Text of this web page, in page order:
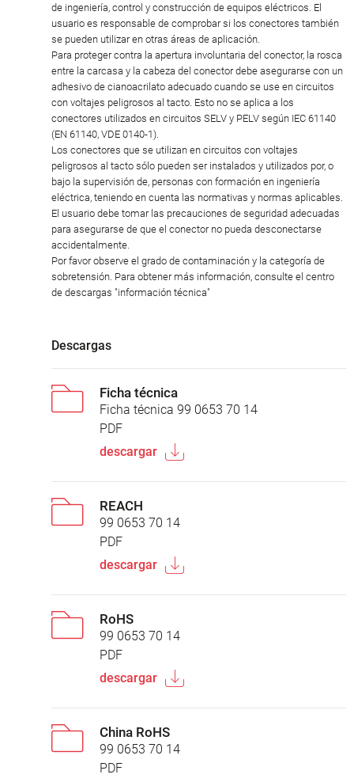
de ingeniería, control y construcción de equipos eléctricos. El
usuario es responsable de comprobar si los conectores también
se pueden utilizar en otras áreas de aplicación.
Para proteger contra la apertura involuntaria del conector, la rosca
entre la carcasa y la cabeza del conector debe asegurarse con un
adhesivo de cianoacrilato adecuado cuando se use en circuitos
con voltajes peligrosos al tacto. Esto no se aplica a los
conectores utilizados en circuitos SELV y PELV según IEC 61140
(EN 61140, VDE 0140-1).
Los conectores que se utilizan en circuitos con voltajes
peligrosos al tacto sólo pueden ser instalados y utilizados por, o
bajo la supervisión de, personas con formación en ingeniería
eléctrica, teniendo en cuenta las normativas y normas aplicables.
El usuario debe tomar las precauciones de seguridad adecuadas
para asegurarse de que el conector no pueda desconectarse
accidentalmente.
Por favor observe el grado de contaminación y la categoría de
sobretensión. Para obtener más información, consulte el centro
de descargas "información técnica"
Descargas
Ficha técnica
Ficha técnica 99 0653 70 14
PDF
descargar
REACH
99 0653 70 14
PDF
descargar
RoHS
99 0653 70 14
PDF
descargar
China RoHS
99 0653 70 14
PDF